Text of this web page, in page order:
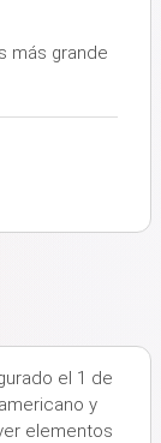
más grande
el 1 de
y
elementos